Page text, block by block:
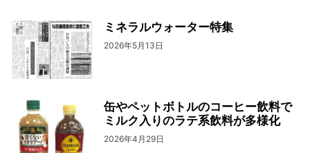
ミネラルウォーター特集
2026年5月13日
缶やペットボトルのコーヒー飲料で
ミルク入りのラテ系飲料が多様化
2026年4月29日